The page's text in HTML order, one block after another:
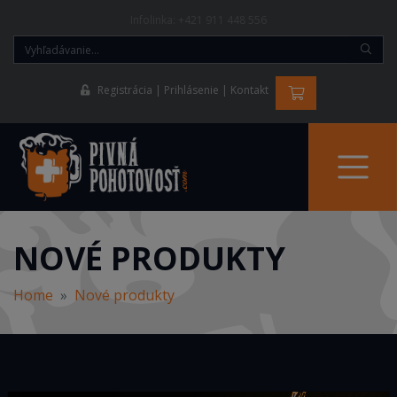
Registrácia Prihlásenie Kontakt
NOVÉ PRODUKTY
Home Nové produkty